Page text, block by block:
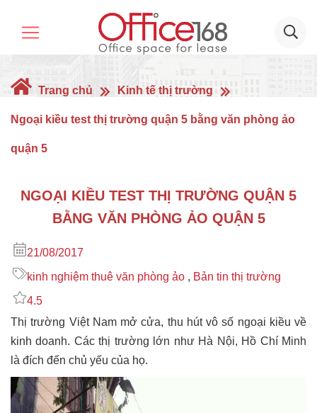
Trang chủ Kinh tế thị trường
Ngoại kiều test thị trường quận 5 bằng văn phòng ảo
quận 5
NGOẠI KIỀU TEST THỊ TRƯỜNG QUẬN 5
BẰNG VĂN PHÒNG ẢO QUẬN 5
21/08/2017
kinh nghiệm thuê văn phòng ảo , Bản tin thị trường
4.5
Thị trường Việt Nam mở cửa, thu hút vô số ngoại kiều về
kinh doanh. Các thị trường lớn như Hà Nội, Hồ Chí Minh
là đích đến chủ yếu của họ.